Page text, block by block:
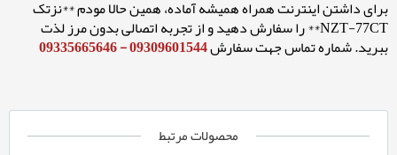
برای داشتن اینترنت همراه همیشه آماده، همین حالا مودم **نزتک
NZT-77CT** را سفارش دهید و از تجربه اتصالی بدون مرز لذت
ببرید. شماره تماس جهت سفارش09309601544 - 09335665646
محصولات مرتبط